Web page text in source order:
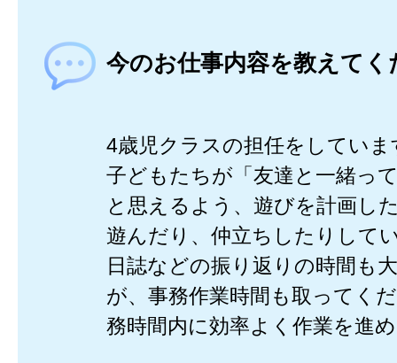
今のお仕事内容を教えてく
4歳児クラスの担任をしていま
子どもたちが「友達と一緒っ
と思えるよう、遊びを計画し
遊んだり、仲立ちしたりして
日誌などの振り返りの時間も
が、事務作業時間も取ってく
務時間内に効率よく作業を進